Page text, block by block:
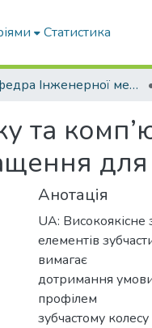
Статистика
Кафедра Інженерної механіки та комп'ютерного проектування
та
Анотація
UA: Високоякісне
елементів
вимагає
дотримання умови
профілем
зубчастому